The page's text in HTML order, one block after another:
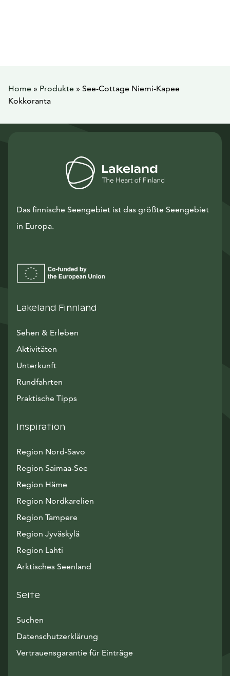
Home » Produkte » See-Cottage Niemi-Kapee
Kokkoranta
Das finnische Seengebiet ist das größte Seengebiet
in Europa.
Lakeland Finnland
Sehen & Erleben
Aktivitäten
Unterkunft
Rundfahrten
Praktische Tipps
Inspiration
Region Nord-Savo
Region Saimaa-See
Region Häme
Region Nordkarelien
Region Tampere
Region Jyväskylä
Region Lahti
Arktisches Seenland
Seite
Suchen
Datenschutzerklärung
Vertrauensgarantie für Einträge